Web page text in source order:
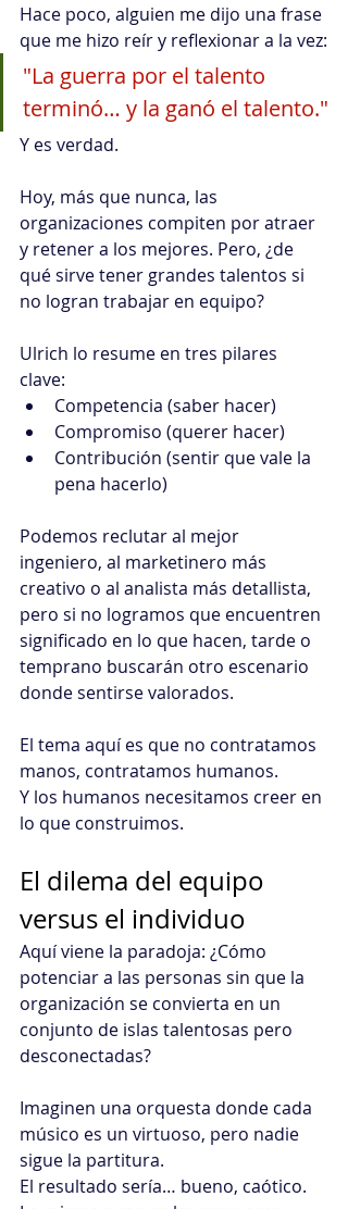
Hace poco, alguien me dijo una frase
que me hizo reír y reflexionar a la vez:
"La guerra por el talento
terminó… y la ganó el talento."
Y es verdad.
Hoy, más que nunca, las
organizaciones compiten por atraer
y retener a los mejores. Pero, ¿de
qué sirve tener grandes talentos si
no logran trabajar en equipo?
Ulrich lo resume en tres pilares
clave:
Competencia (saber hacer)
Compromiso (querer hacer)
Contribución (sentir que vale la
pena hacerlo)
Podemos reclutar al mejor
ingeniero, al marketinero más
creativo o al analista más detallista,
pero si no logramos que encuentren
significado en lo que hacen, tarde o
temprano buscarán otro escenario
donde sentirse valorados.
El tema aquí es que no contratamos
manos, contratamos humanos.
Y los humanos necesitamos creer en
lo que construimos.
El dilema del equipo
versus el individuo
Aquí viene la paradoja: ¿Cómo
potenciar a las personas sin que la
organización se convierta en un
conjunto de islas talentosas pero
desconectadas?
Imaginen una orquesta donde cada
músico es un virtuoso, pero nadie
sigue la partitura.
El resultado sería… bueno, caótico.